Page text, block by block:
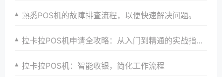
熟悉POS机的故障排查流程，以便快速解决问题。
拉卡拉POS机申请全攻略：从入门到精通的实战指南与案例分析
拉卡拉POS机：智能收银，简化工作流程